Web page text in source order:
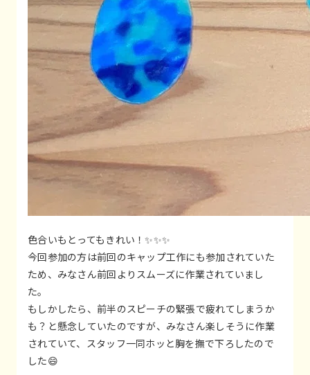
色合いもとってもきれい！✨✨✨
今回参加の方は前回のキャップ工作にも参加されていた
ため、みなさん前回よりスムーズに作業されていまし
た。
もしかしたら、前半のスピーチの緊張で疲れてしまうか
も？と懸念していたのですが、みなさん楽しそうに作業
されていて、スタッフ一同ホッと胸を撫で下ろしたので
した😄